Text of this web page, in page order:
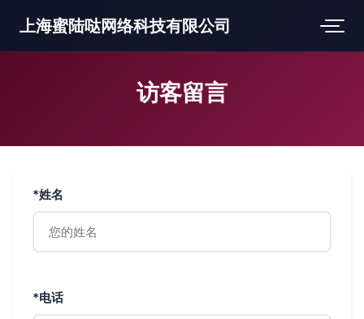
上海蜜陆哒网络科技有限公司
访客留言
*姓名
*电话